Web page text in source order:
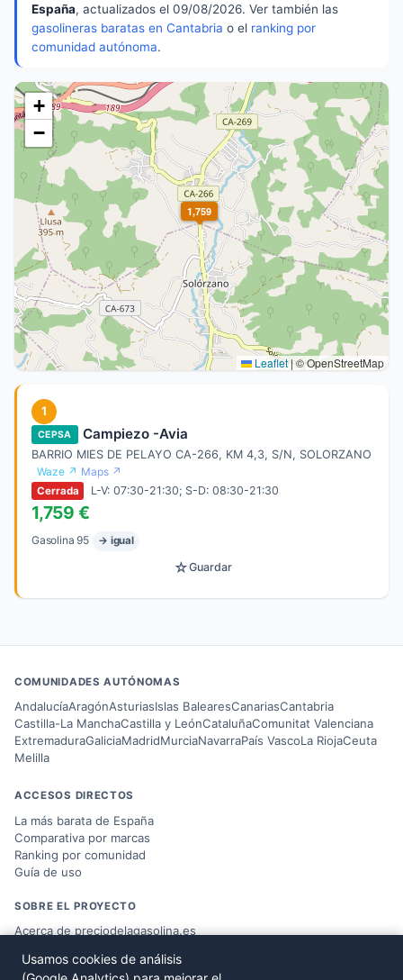
España, actualizados el 09/08/2026. Ver también las
gasolineras baratas en Cantabria o el ranking por
comunidad autónoma.
1,759
+
−
Leaflet|© OpenStreetMap
1
CEPSA Campiezo -Avia
BARRIO MIES DE PELAYO CA-266, KM 4,3, S/N, SOLORZANO
Waze ↗ Maps ↗
Cerrada L-V: 07:30-21:30; S-D: 08:30-21:30
1,759 €
Gasolina 95 → igual
☆Guardar
COMUNIDADES AUTÓNOMAS
AndalucíaAragónAsturiasIslas BalearesCanariasCantabria
Castilla-La ManchaCastilla y LeónCataluñaComunitat Valenciana
ExtremaduraGaliciaMadridMurciaNavarraPaís VascoLa RiojaCeuta
Melilla
ACCESOS DIRECTOS
La más barata de España
Comparativa por marcas
Ranking por comunidad
Guía de uso
SOBRE EL PROYECTO
Acerca de preciodelagasolina.es
Datos del Ministerio MITERD
Usamos cookies de análisis